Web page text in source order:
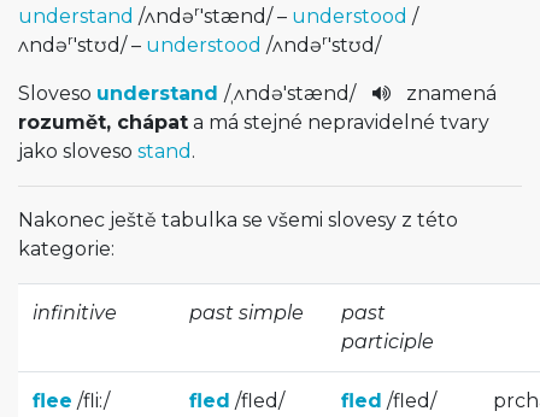
understand /ʌndər'stænd/– understood /
ʌndər'stʊd/– understood /ʌndər'stʊd/
Sloveso understand /ˌʌndə'stæn­d/
znamená
rozumět, chápat a má stejné nepravidelné tvary
jako sloveso stand .
Nakonec ještě tabulka se všemi slovesy z této
kategorie:
infinitive past simple
past
participle
flee /fli:/ fled /fled/ fled /fled/